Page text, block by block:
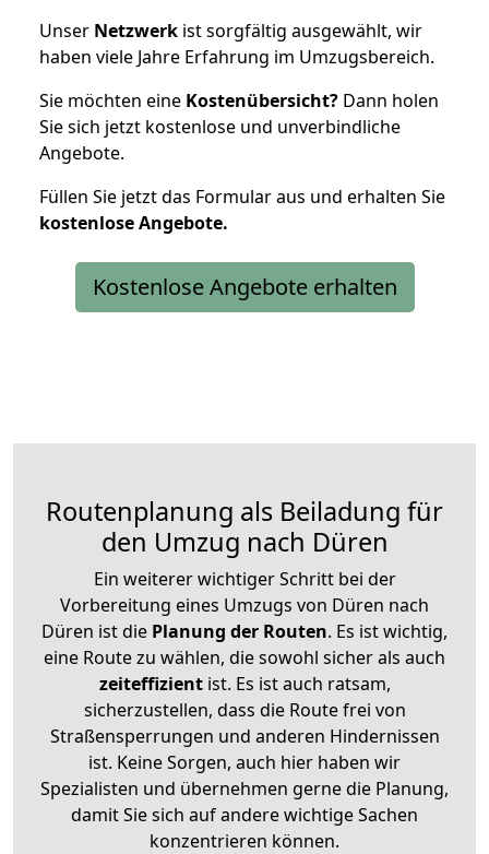
Unser Netzwerk ist sorgfältig ausgewählt, wir
haben viele Jahre Erfahrung im Umzugsbereich.
Sie möchten eine Kostenübersicht? Dann holen
Sie sich jetzt kostenlose und unverbindliche
Angebote.
Füllen Sie jetzt das Formular aus und erhalten Sie
kostenloseAngebote.
Kostenlose Angebote erhalten
Routenplanung als Beiladung für
den Umzug nach Düren
Ein weiterer wichtiger Schritt bei der
Vorbereitung eines Umzugs von Düren nach
Düren ist die Planung der Routen. Es ist wichtig,
eine Route zu wählen, die sowohl sicher als auch
zeiteffizientist. Es ist auch ratsam,
sicherzustellen, dass die Route frei von
Straßensperrungen und anderen Hindernissen
ist. Keine Sorgen, auch hier haben wir
Spezialisten und übernehmen gerne die Planung,
damit Sie sich auf andere wichtige Sachen
konzentrieren können.